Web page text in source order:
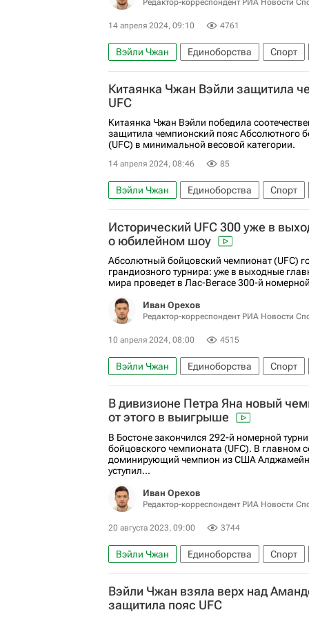
Редактор-корреспондент РИА Новости
14 апреля 2024, 09:10 4761
Вэйли Чжан Единоборства Спорт
Авторы РИА Новости Спорт
Спорт —
Коди Гарбрандт
Дейвезон Фигередо
Джессика Андраде
Джалин Тернер
Диего Лопес (ММА)
Содик Юсуфф
Алджамейн Стерлинг
Бо Никал
Арман Царукян Чарльз
Макс Холлоуэй
Ян Сяонянь Алекс
Магомед Анкалаев
Дэйна Уайт
Китаянка Чжан Вэйли защитила
UFC
Китаянка Чжан Вэйли победила
защитила чемпионский пояс Абсолютного
(UFC) в минимальной весовой категории.
14 апреля 2024, 08:46 85
Вэйли Чжан Единоборства Спорт
Исторический UFC 300 уже в
о юбилейном шоу
Абсолютный бойцовский чемпионат (UFC)
грандиозного турнира: уже в выходные
мира проведет в Лас-Вегасе 300-й
Иван Орехов
Редактор-корреспондент РИА Новости
10 апреля 2024, 08:00 4515
Вэйли Чжан Единоборства Спорт
Авторы РИА Новости Спорт
Спорт —
Дэйна Уайт
Алекс Перейра (боец)
Бо Никал Чарльз
Александр Ракич
Келвин Каттар
Коди Гарбрандт
Джессика Андраде
В дивизионе Петра Яна новый
от этого в выигрыше
В Бостоне закончился 292-й номерной
бойцовского чемпионата (UFC). В главном
доминирующий чемпион из США Алджамейн
уступил...
Иван Орехов
Редактор-корреспондент РИА Новости
20 августа 2023, 09:00 3744
Вэйли Чжан Единоборства Спорт
Авторы РИА Новости Спорт
Спорт —
Алджамейн Стерлинг
Шон О’Мэлли
Вэйли Чжан взяла верх над
защитила пояс UFC